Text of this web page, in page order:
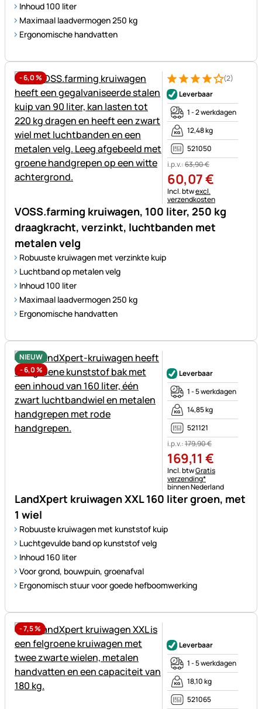
Inhoud 100 liter
Maximaal laadvermogen 250 kg
Ergonomische handvatten
-6,0%
VOSS.farming kruiwagen, 100 liter, 250 kg
draagkracht, verzinkt, luchtbanden met
metalen velg
Robuuste kruiwagen met verzinkte kuip
Luchtband op metalen velg
Inhoud 100 liter
Maximaal laadvermogen 250 kg
Ergonomische handvatten
Beoordeling: 4 van 5 (2
2 Bewertungen
(2)
Leverbaar
1 - 2 werkdagen
12,48 kg
521050
i.p.v.:63,90€
60,07€
Belastinginformatie:
Incl. btwexcl.
verzendkosten
NIEUW
-6,0%
LandXpert kruiwagen XXL 160 liter groen, met
1 wiel
Robuuste kruiwagen met kunststof kuip
Luchtgevulde band op kunststof velg
Inhoud 160 liter
Voor grond, bouwpuin, groenafval
Ergonomisch stuur voor goede hefboomwerking
Leverbaar
1 - 5 werkdagen
14,85 kg
521121
i.p.v.:179,90€
169,11 €
Belastinginformatie:
Incl. btwGratis
verzending*
binnen Nederland
-7,5%
Leverbaar
1 - 5 werkdagen
18,10 kg
521065